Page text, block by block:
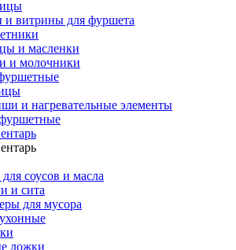
витрины для фуршета
и масленки
и молочники
и нагревательные элементы
соусов и масла
и сита
для мусора
ложки